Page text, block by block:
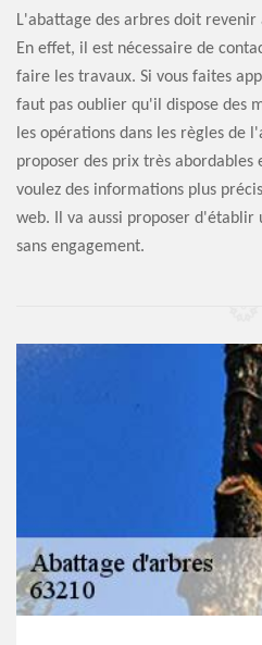
L'abattage des arbres doit
En effet, il est nécessaire de
faire les travaux. Si vous faites
faut pas oublier qu'il dispose des
les opérations dans les règles de
proposer des prix très abordables
voulez des informations plus
web. Il va aussi proposer
sans engagement.